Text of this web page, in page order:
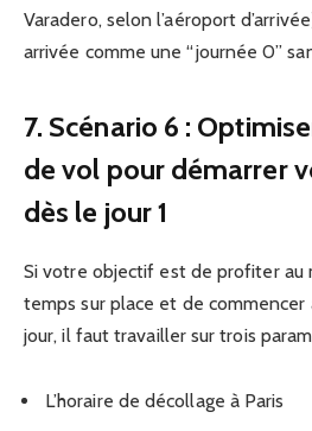
Varadero, selon l’aéroport
arrivée comme une “journée 0”
7. Scénario 6 :
de vol pour démarrer
dès le jour 1
Si votre objectif est de profiter au
temps sur place et de
jour, il faut travailler sur trois
L’horaire de décollage à Paris